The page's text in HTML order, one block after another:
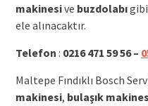
makinesive buzdolabıgibi
ele alınacaktır.
Telefon : 0216 471 59 56 –
Maltepe Fındıklı Bosch
makinesi, bulaşık